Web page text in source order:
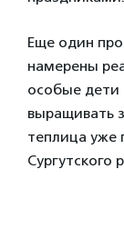
Еще один
намерены
особые дети
выращивать
теплица уже
Сургутского